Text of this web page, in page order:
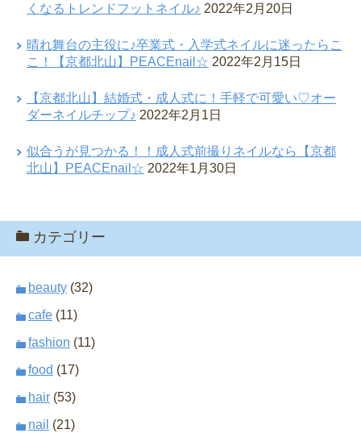
くなるトレンドフットネイル♪ 2022年2月20日
晴れ舞台の主役に♪卒業式・入学式ネイルに迷ったらこ
こ！【京都北山】PEACEnail☆ 2022年2月15日
【京都北山】結婚式・成人式に！手軽で可愛い♡オー
ダーネイルチップ♪ 2022年2月1日
似合うが見つかる！！成人式前撮りネイルなら【京都
北山】PEACEnail☆ 2022年1月30日
カテゴリー
beauty (32)
cafe (11)
fashion (11)
food (17)
hair (53)
nail (21)